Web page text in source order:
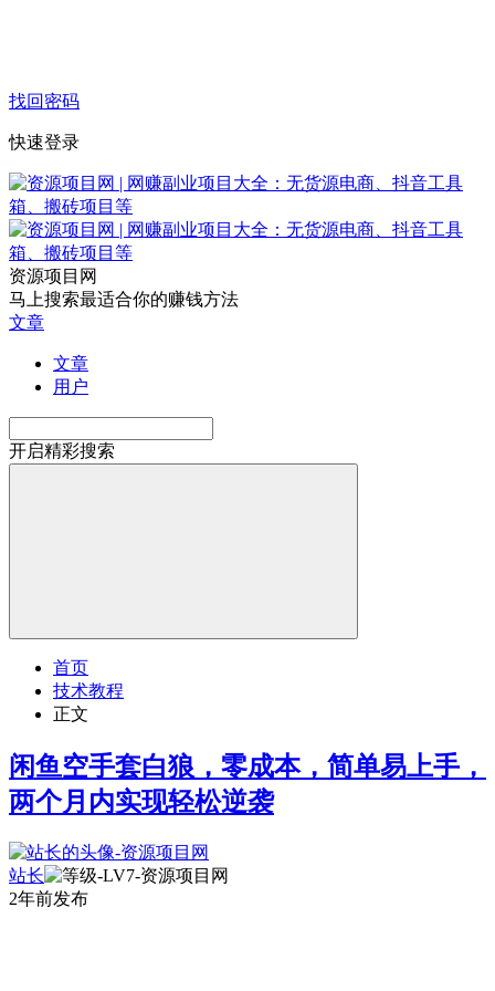
找回密码
快速登录
资源项目网
马上搜索最适合你的赚钱方法
文章
文章
用户
开启精彩搜索
首页
技术教程
正文
闲鱼空手套白狼，零成本，简单易上手，
两个月内实现轻松逆袭
站长
2年前发布